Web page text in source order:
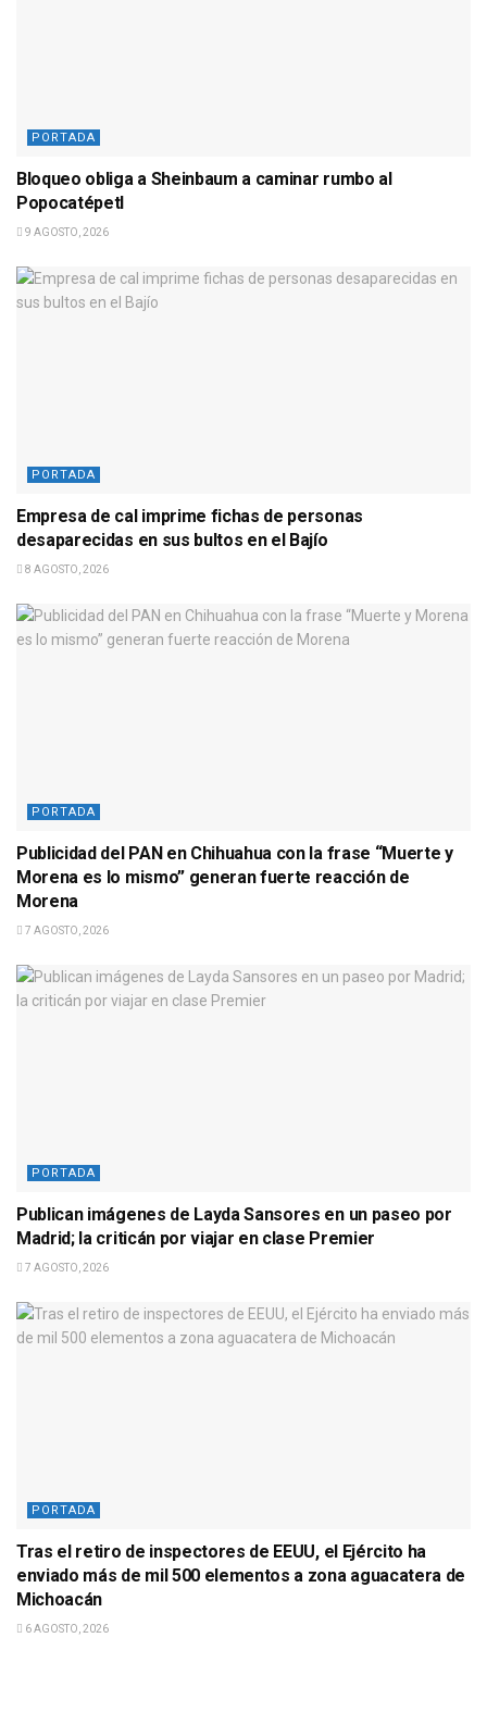
PORTADA
Bloqueo obliga a Sheinbaum a caminar rumbo al
Popocatépetl
9 AGOSTO, 2026
PORTADA
Empresa de cal imprime fichas de personas
desaparecidas en sus bultos en el Bajío
8 AGOSTO, 2026
PORTADA
Publicidad del PAN en Chihuahua con la frase “Muerte y
Morena es lo mismo” generan fuerte reacción de
Morena
7 AGOSTO, 2026
PORTADA
Publican imágenes de Layda Sansores en un paseo por
Madrid; la criticán por viajar en clase Premier
7 AGOSTO, 2026
PORTADA
Tras el retiro de inspectores de EEUU, el Ejército ha
enviado más de mil 500 elementos a zona aguacatera de
Michoacán
6 AGOSTO, 2026